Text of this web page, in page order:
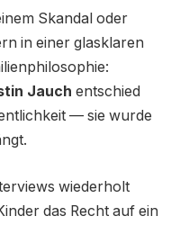
Skandal oder
in einer glasklaren
Jauch entschied
— sie wurde
wiederholt
das Recht auf ein